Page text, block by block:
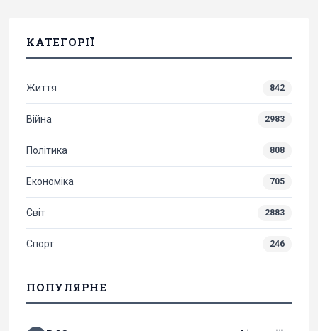
КАТЕГОРІЇ
Життя 842
Війна 2983
Політика 808
Економіка 705
Світ 2883
Спорт 246
ПОПУЛЯРНЕ